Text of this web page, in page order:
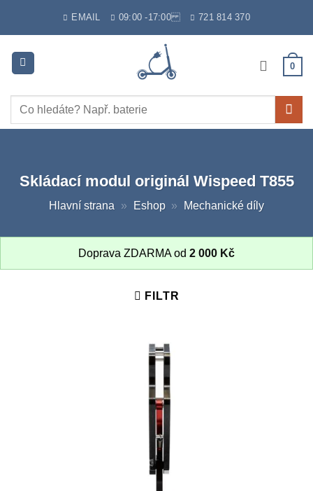
EMAIL 09:00 -17:00 721 814 370
0
Hledat:
Skládací modul originál Wispeed T855
Hlavní strana » Eshop » Mechanické díly
Doprava ZDARMA od 2 000 Kč
FILTR